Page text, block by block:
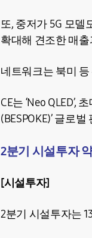
또, 중저가 5G 모델
확대해 견조한 매
네트워크는 북미
CE는 ‘Neo
(BESPOKE)’ 글로
2분기 시설투자
[시설투자]
2분기 시설투자는